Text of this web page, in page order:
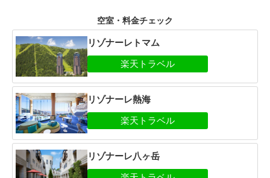
空室・料金チェック
リゾナーレトマム
リゾナーレ熱海
リゾナーレ八ヶ岳